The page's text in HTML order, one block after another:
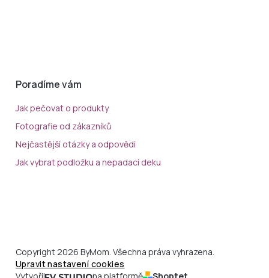
Poradíme vám
Jak pečovat o produkty
Fotografie od zákazníků
Nejčastější otázky a odpovědi
Jak vybrat podložku a nepadací deku
Copyright 2026 ByMom. Všechna práva vyhrazena.
Upravit nastavení cookies